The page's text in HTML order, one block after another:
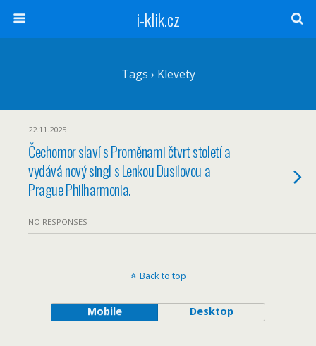
i-klik.cz
Tags › Klevety
22.11.2025
Čechomor slaví s Proměnami čtvrt století a
vydává nový singl s Lenkou Dusilovou a
Prague Philharmonia.
NO RESPONSES
Back to top
Mobile Desktop